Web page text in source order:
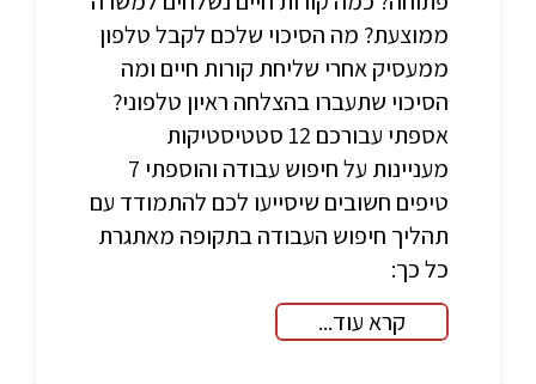
ממוצעת? מה הסיכוי שלכם לקבל טלפון
ממעסיק אחרי שליחת קורות חיים ומה
הסיכוי שתעברו בהצלחה ראיון טלפוני?
אספתי עבורכם 12 סטטיסטיקות
מעניינות על חיפוש עבודה והוספתי 7
טיפים חשובים שיסייעו לכם להתמודד עם
תהליך חיפוש העבודה בתקופה מאתגרת
כל כך:
קרא עוד...